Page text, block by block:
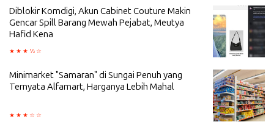
Diblokir Komdigi, Akun Cabinet Couture Makin
Gencar Spill Barang Mewah Pejabat, Meutya
Hafid Kena
Minimarket "Samaran" di Sungai Penuh yang
Ternyata Alfamart, Harganya Lebih Mahal